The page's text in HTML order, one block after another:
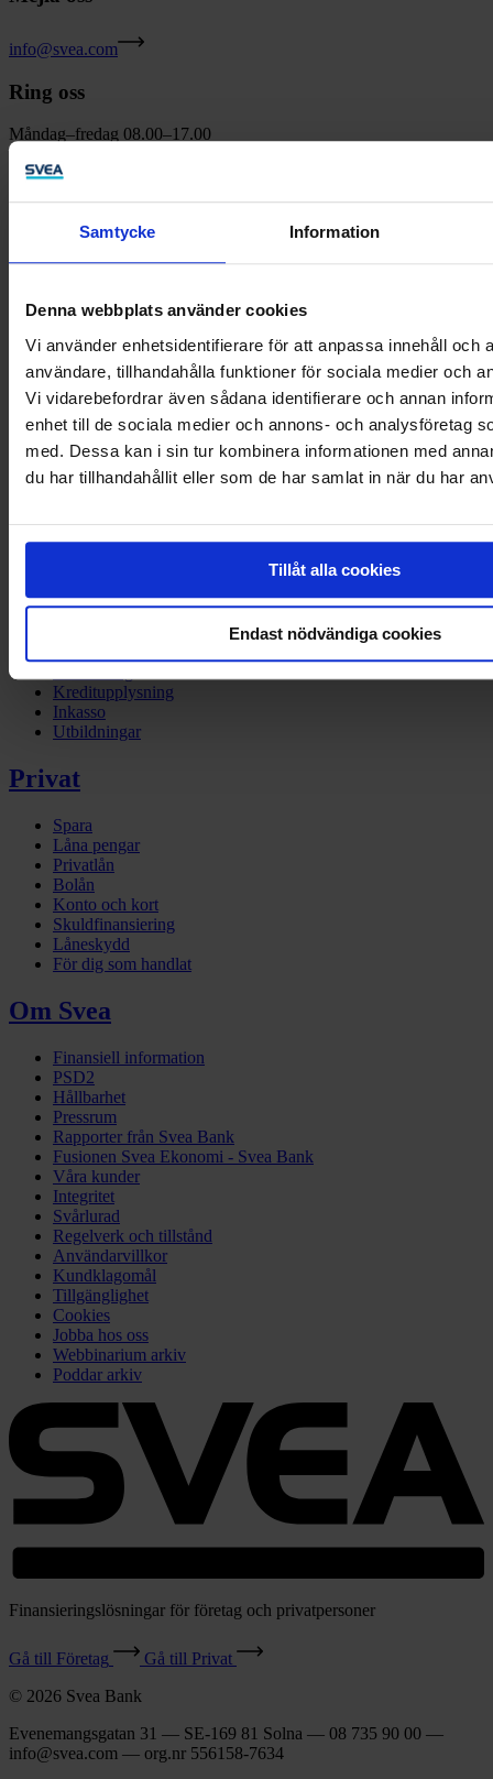
Samtycke Information
Denna webbplats använder cookies
Vi använder enhetsidentifierare för att anpassa innehåll och
användare, tillhandahålla funktioner för sociala medier och
Vi vidarebefordrar även sådana identifierare och annan
enhet till de sociala medier och annons- och analysföretag
med. Dessa kan i sin tur kombinera informationen med
du har tillhandahållit eller som de har samlat in när du har
Tillåt alla cookies
Endast nödvändiga cookies
info@svea.com
Ring oss
Måndag–fredag 08.00–17.00
Jun–aug
08-735 90 00
Hitta din kontakt
Kontakta oss
Kontakt Företag
LinkedIn
Betallösningar
Tech site – developers
Kreditupplysning
Inkasso
Utbildningar
Privat
Spara
Låna pengar
Privatlån
Bolån
Konto och kort
Skuldfinansiering
Låneskydd
För dig som handlat
Om Svea
Finansiell information
PSD2
Hållbarhet
Pressrum
Rapporter från Svea Bank
Fusionen Svea Ekonomi - Svea Bank
Våra kunder
Integritet
Svårlurad
Regelverk och tillstånd
Användarvillkor
Kundklagomål
Tillgänglighet
Cookies
Jobba hos oss
Webbinarium arkiv
Poddar arkiv
Finansieringslösningar för företag och privatpersoner
Gå till Företag
Gå till Privat
© 2026 Svea Bank
Evenemangsgatan 31 — SE-169 81 Solna — 08 735 90 00 —
info@svea.com — org.nr 556158‑7634